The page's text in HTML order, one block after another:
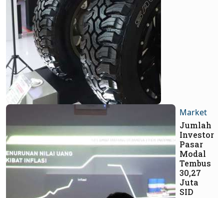
Market
Jumlah
Investor
Pasar
Modal
Tembus
30,27
Juta
SID